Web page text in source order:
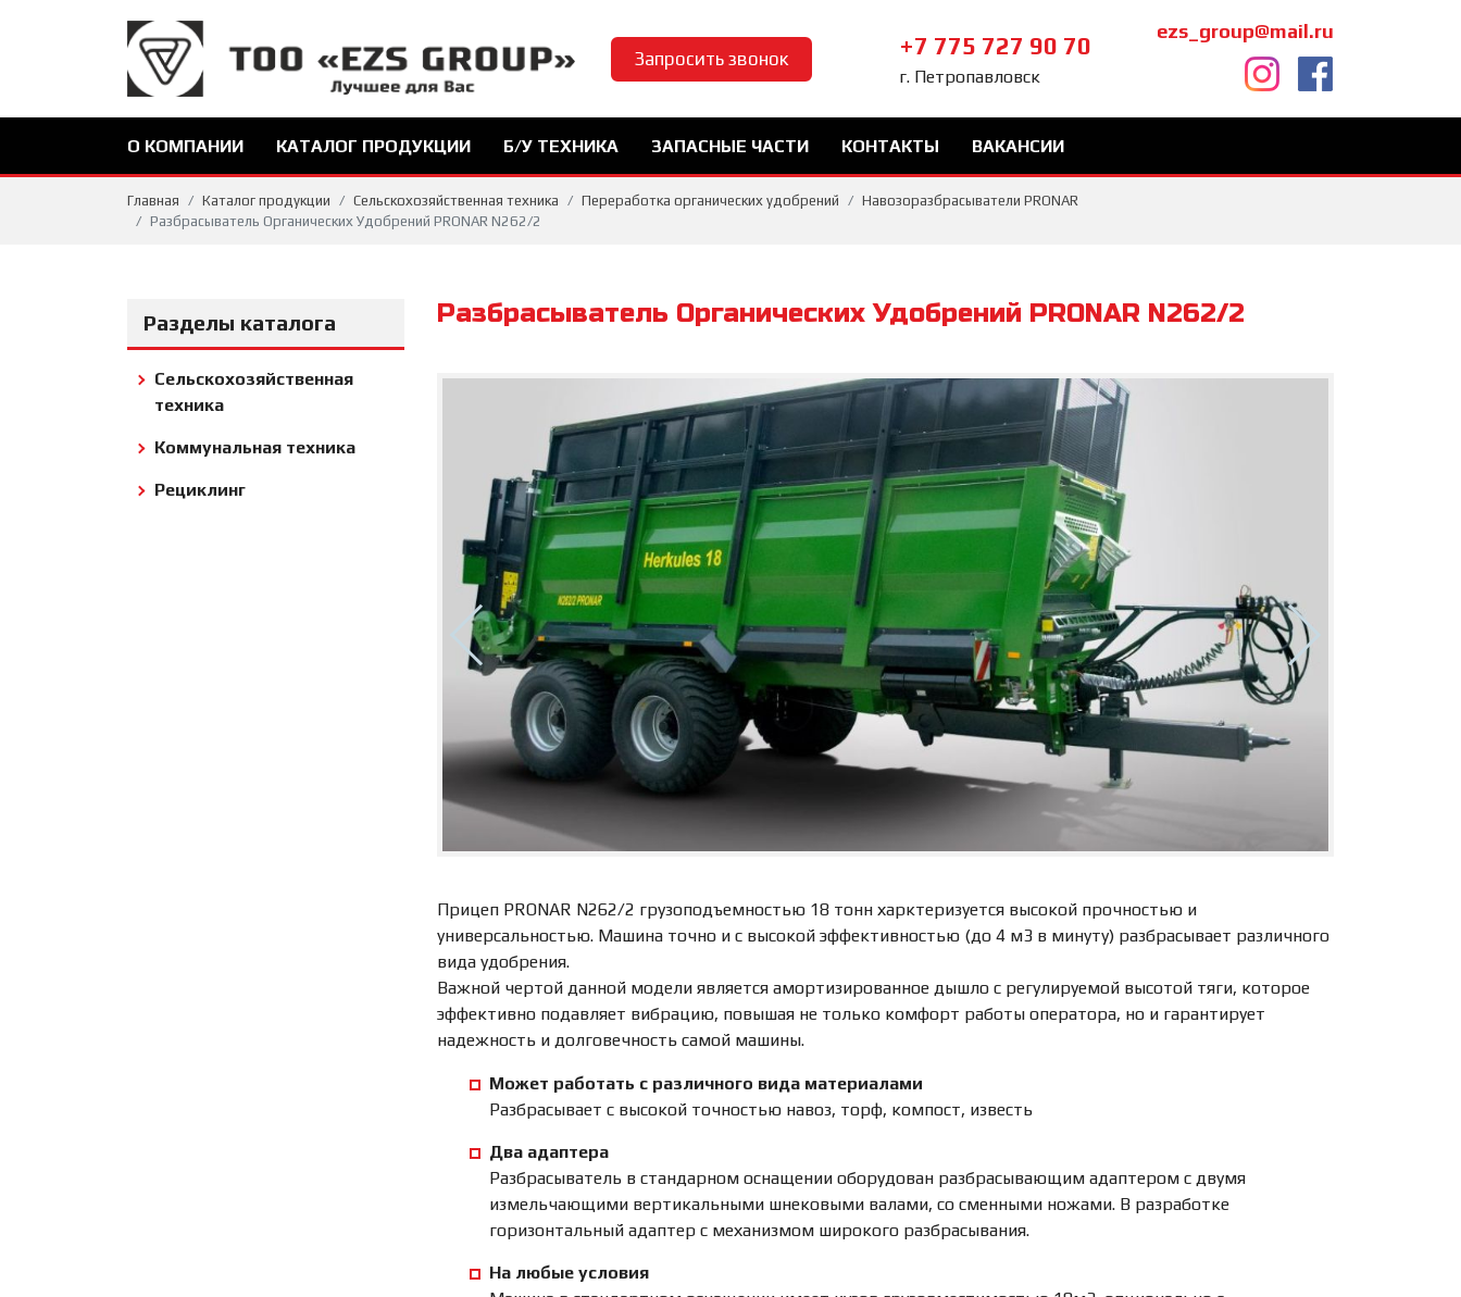
Запросить звонок +7 775 727 90 70
г. Петропавловск
ezs_group@mail.ru
О КОМПАНИИ КАТАЛОГ ПРОДУКЦИИ Б/У ТЕХНИКА ЗАПАСНЫЕ ЧАСТИ КОНТАКТЫ ВАКАНСИИ
Главная Каталог продукции Сельскохозяйственная техника Переработка органических удобрений
Навозоразбрасыватели PRONAR
Разбрасыватель Органических Удобрений PRONAR N262/2
Разделы каталога
Сельскохозяйственная
техника
Коммунальная техника
Рециклинг
Разбрасыватель Органических Удобрений PRONAR N262/2
Прицеп PRONAR N262/2 грузоподъемностью 18 тонн харктеризуется высокой прочностью и
универсальностью. Машина точно и с высокой эффективностью (до 4 м3 в минуту) разбрасывает различного
вида удобрения.
Важной чертой данной модели является амортизированное дышло с регулируемой высотой тяги, которое
эффективно подавляет вибрацию, повышая не только комфорт работы оператора, но и гарантирует
надежность и долговечность самой машины.
Может работать с различного вида материалами
Разбрасывает с высокой точностью навоз, торф, компост, известь
Два адаптера
Разбрасыватель в стандарном оснащении оборудован разбрасывающим адаптером с двумя
измельчающими вертикальными шнековыми валами, со сменными ножами. В разработке
горизонтальный адаптер с механизмом широкого разбрасывания.
На любые условия